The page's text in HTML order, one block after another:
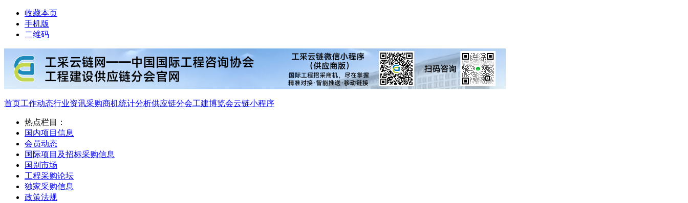
收藏本页
手机版
二维码
首页工作动态行业资讯采购商机统计分析供应链分会工建博览会云链小程序
热点栏目：
国内项目信息
会员动态
国际项目及招标采购信息
国别市场
工程采购论坛
独家采购信息
政策法规